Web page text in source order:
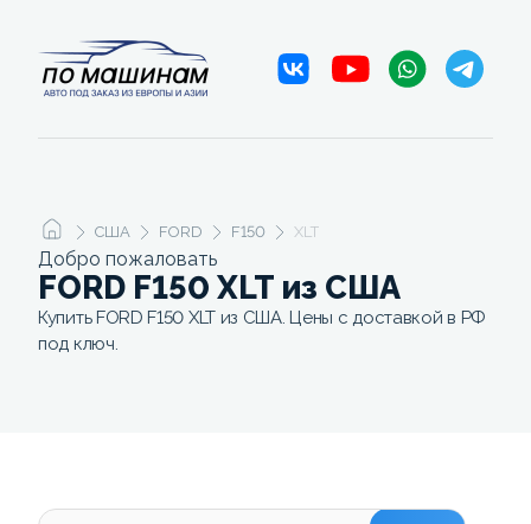
США FORD F150 XLT
Добро пожаловать
FORD F150 XLT из США
Купить FORD F150 XLT из США. Цены с доставкой в РФ
под ключ.